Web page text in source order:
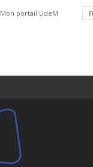
Mon portail UdeM